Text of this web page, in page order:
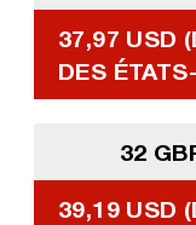
37,97 USD
DES
32
39,19 USD